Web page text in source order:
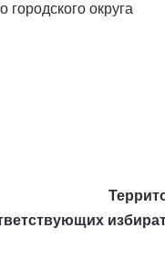
городского